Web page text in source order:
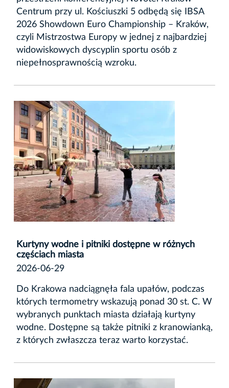
Centrum przy ul. Kościuszki 5 odbędą się IBSA
2026 Showdown Euro Championship – Kraków,
czyli Mistrzostwa Europy w jednej z najbardziej
widowiskowych dyscyplin sportu osób z
niepełnosprawnością wzroku.
Kurtyny wodne i pitniki dostępne w różnych
częściach miasta
2026-06-29
Do Krakowa nadciągnęła fala upałów, podczas
których termometry wskazują ponad 30 st. C. W
wybranych punktach miasta działają kurtyny
wodne. Dostępne są także pitniki z kranowianką,
z których zwłaszcza teraz warto korzystać.